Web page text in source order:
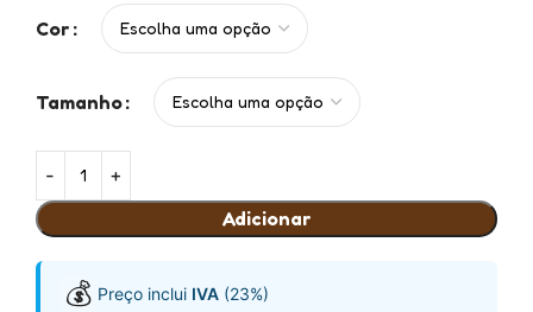
Cor
Tamanho
Adicionar
💰 Preço inclui IVA (23%)